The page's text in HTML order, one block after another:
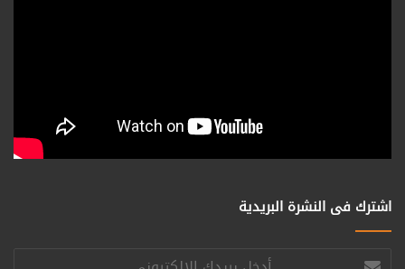
اشترك فى النشرة البريدية
أدخل